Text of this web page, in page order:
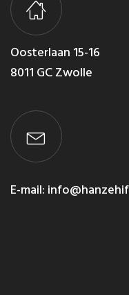
Oosterlaan 15-16
8011 GC Zwolle
E-mail: